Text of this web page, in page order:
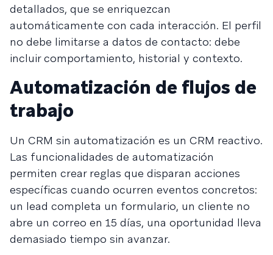
detallados, que se enriquezcan
automáticamente con cada interacción. El perfil
no debe limitarse a datos de contacto: debe
incluir comportamiento, historial y contexto.
Automatización de flujos de
trabajo
Un CRM sin automatización es un CRM reactivo.
Las funcionalidades de automatización
permiten crear reglas que disparan acciones
específicas cuando ocurren eventos concretos:
un lead completa un formulario, un cliente no
abre un correo en 15 días, una oportunidad lleva
demasiado tiempo sin avanzar.